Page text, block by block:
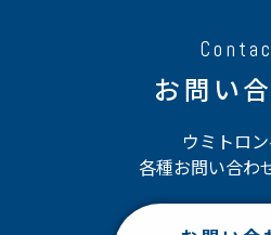
お問い
ウミトロ
各種お問い合わ